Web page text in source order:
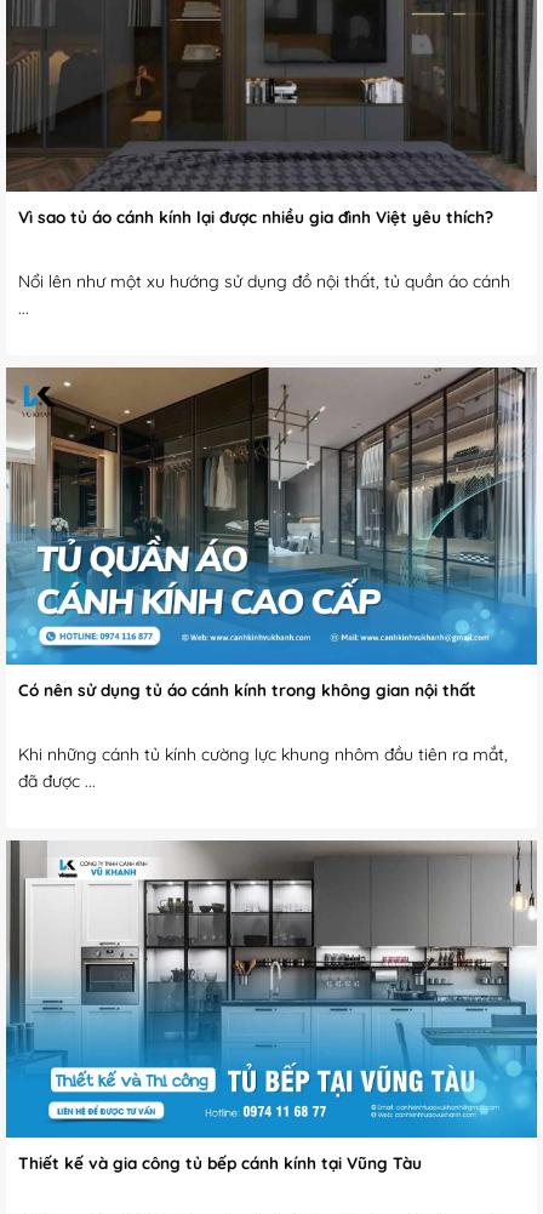
Vì sao tủ áo cánh kính lại được nhiều gia đình Việt yêu thích?
Nổi lên như một xu hướng sử dụng đồ nội thất, tủ quần áo cánh
...
Có nên sử dụng tủ áo cánh kính trong không gian nội thất
Khi những cánh tủ kính cường lực khung nhôm đầu tiên ra mắt,
đã được ...
Thiết kế và gia công tủ bếp cánh kính tại Vũng Tàu